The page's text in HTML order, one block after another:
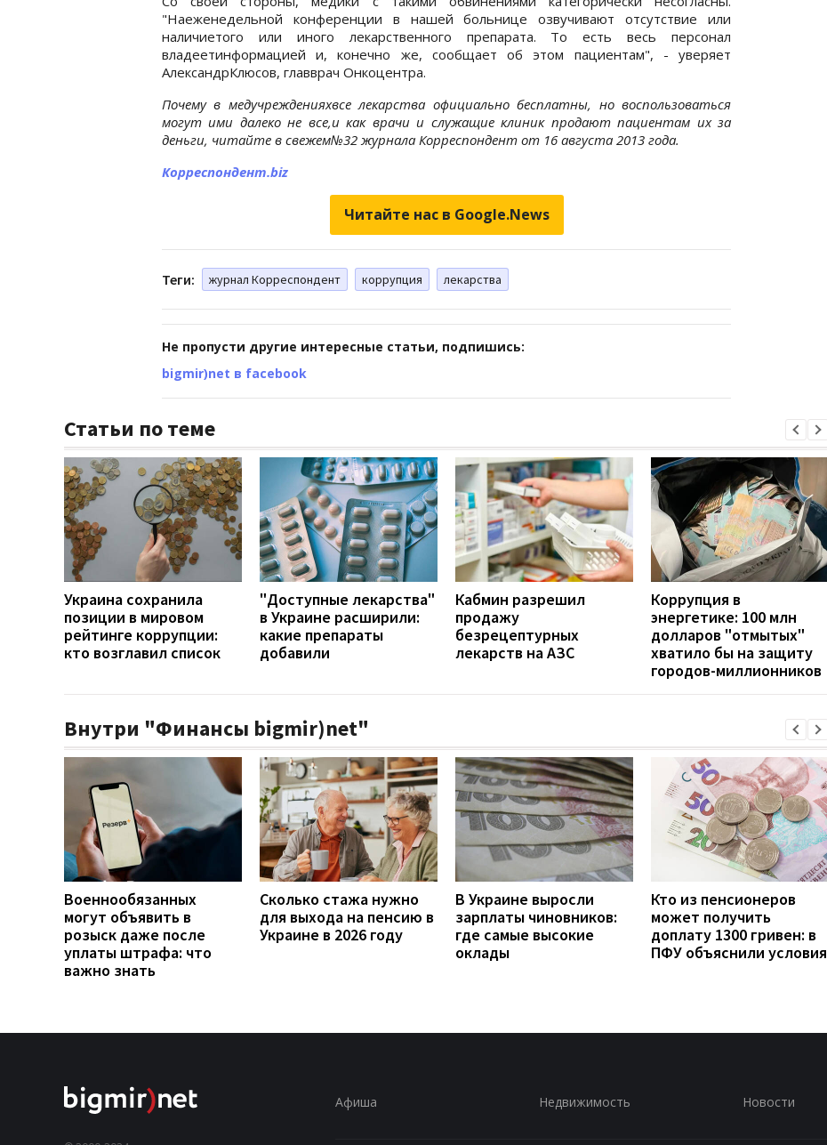
"Наеженедельной конференции в нашей больнице озвучивают отсутствие или
наличиетого или иного лекарственного препарата. То есть весь персонал
владеетинформацией и, конечно же, сообщает об этом пациентам", - уверяет
АлександрКлюсов, главврач Онкоцентра.
Почему в медучрежденияхвсе лекарства официально бесплатны, но воспользоваться
могут ими далеко не все,и как врачи и служащие клиник продают пациентам их за
деньги, читайте в свежем№32 журнала Корреспондент от 16 августа 2013 года.
Корреспондент.biz
Читайте нас в Google.News
Теги: журнал Корреспондент коррупция лекарства
Не пропусти другие интересные статьи, подпишись:
bigmir)net в facebook
Статьи по теме
Украина сохранила
позиции в мировом
рейтинге коррупции:
кто возглавил список
"Доступные лекарства"
в Украине расширили:
какие препараты
добавили
Кабмин разрешил
продажу
безрецептурных
лекарств на АЗС
Коррупция в
энергетике: 100 млн
долларов "отмытых"
хватило бы на защиту
городов-миллионников
Внутри "Финансы bigmir)net"
Военнообязанных
могут объявить в
розыск даже после
уплаты штрафа: что
важно знать
Сколько стажа нужно
для выхода на пенсию в
Украине в 2026 году
В Украине выросли
зарплаты чиновников:
где самые высокие
оклады
Кто из пенсионеров
может получить
доплату 1300 гривен: в
ПФУ объяснили условия
Афиша Недвижимость Новости